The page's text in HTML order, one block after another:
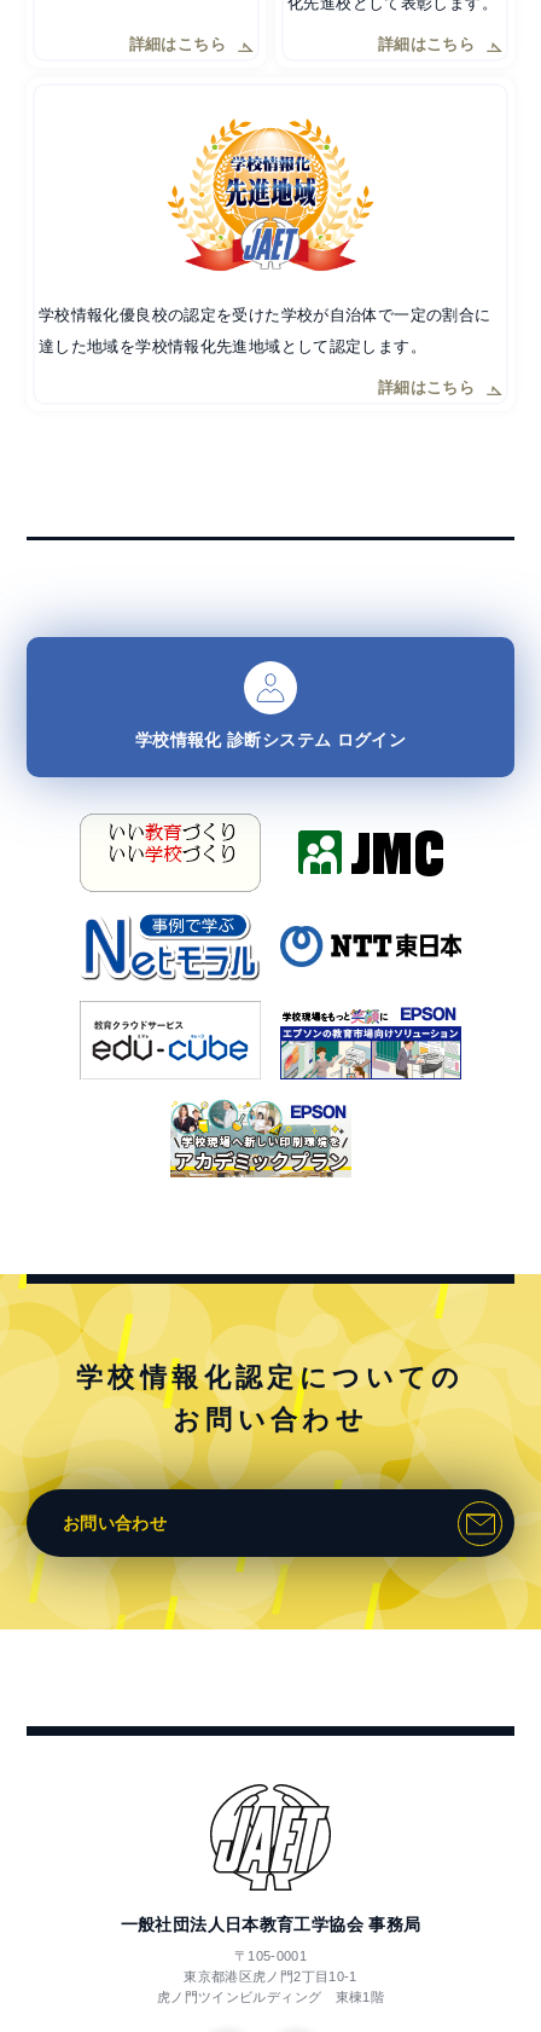
詳細はこちら 詳細はこちら
学校情報化優良校の認定を受けた学校が自治体で一定の割合に
達した地域を学校情報化先進地域として認定します。
詳細はこちら
学校情報化診断システム ログイン
学校情報化認定についての
お問い合わせ
お問い合わせ
一般社団法人日本教育工学協会 事務局
〒105-0001
東京都港区虎ノ門2丁目10-1
虎ノ門ツインビルディング 東棟1階